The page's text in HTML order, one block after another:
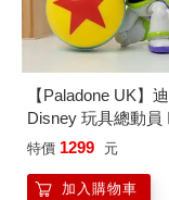
【Paladone UK】
Disney 玩具總動員
年造型燈
特價 1299 元
加入購物車